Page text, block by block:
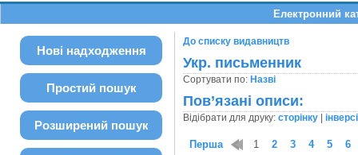
Електронний
Нові надходження
Простий пошук
Розширений пошук
До списку видавництв
Укр. письменник
Сортувати по: Назві
Пов’язані описи:
Відібрати для друку: сторінку|
Перша 1 2 3 4 5 6